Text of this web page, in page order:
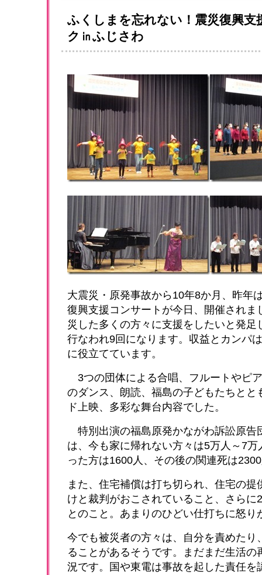
ふくしまを忘れない！震災復興支
ク㏌ふじさわ
大震災・原発事故から10年8か月、昨年
復興支援コンサートが今日、開催されま
災した多くの方々に支援をしたいと発足
行なわれ9回になります。収益とカンパ
に役立てています。
3つの団体による合唱、フルートやピ
のダンス、朗読、福島の子どもたちとと
ド上映、多彩な舞台内容でした。
特別出演の福島原発かながわ訴訟原告
は、今も家に帰れない方々は5万人～7
った方は1600人、その後の関連死は
また、住宅補償は打ち切られ、住宅の
けと裁判がおこされていること、さらに
とのこと。あまりのひどい仕打ちに怒り
今でも被災者の方々は、自分を責めたり
ることがあるそうです。まだまだ生活の
況です。国や東電は事故を起した責任を